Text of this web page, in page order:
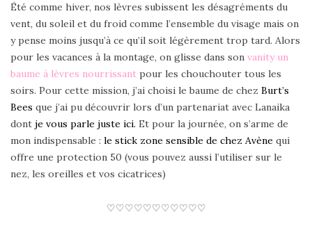
Été comme hiver, nos lèvres subissent les désagréments du
vent, du soleil et du froid comme l’ensemble du visage mais on
y pense moins jusqu’à ce qu’il soit légèrement trop tard. Alors
pour les vacances à la montage, on glisse dans son vanity un
baume à lèvres nourrissant pour les chouchouter tous les
soirs. Pour cette mission, j’ai choisi le baume de chez Burt’s
Bees que j’ai pu découvrir lors d’un partenariat avec Lanaika
dont je vous parle juste ici. Et pour la journée, on s’arme de
mon indispensable : le stick zone sensible de chez Avène qui
offre une protection 50 (vous pouvez aussi l’utiliser sur le
nez, les oreilles et vos cicatrices)
♡♡♡♡♡♡♡♡♡♡♡